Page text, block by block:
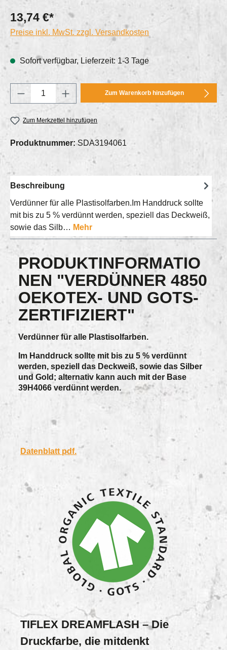
13,74 €*
Preise inkl. MwSt. zzgl. Versandkosten
Sofort verfügbar, Lieferzeit: 1-3 Tage
Produkt Anzahl: Gib den gewünschten
Zum Warenkorb hinzufügen
Zum Merkzettel hinzufügen
Produktnummer:SDA3194061
Beschreibung
Verdünner für alle Plastisolfarben.Im Handdruck sollte
mit bis zu 5 % verdünnt werden, speziell das Deckweiß,
sowie das Silb… Mehr
PRODUKTINFORMATIO
NEN "VERDÜNNER 4850
OEKOTEX- UND GOTS-
ZERTIFIZIERT"
Verdünner für alle Plastisolfarben.
Im Handdruck sollte mit bis zu 5 % verdünnt
werden, speziell das Deckweiß, sowie das Silber
und Gold; alternativ kann auch mit der Base
39H4066 verdünnt werden.
Datenblatt pdf.
TIFLEX DREAMFLASH – Die
Druckfarbe, die mitdenkt